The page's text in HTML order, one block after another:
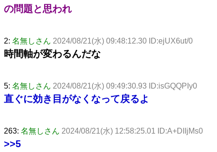
の問題と思われ
2: 名無しさん 2024/08/21(水) 09:48:12.30 ID:ejUX6ut/0
時間軸が変わるんだな
5: 名無しさん 2024/08/21(水) 09:49:30.93 ID:isGQQPIy0
直ぐに効き目がなくなって戻るよ
263: 名無しさん 2024/08/21(水) 12:58:25.01 ID:A+DIIjMs0
>>5